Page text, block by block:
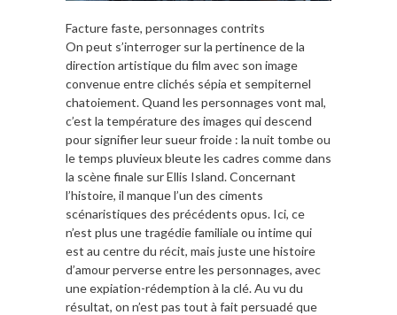
Facture faste, personnages contrits
On peut s’interroger sur la pertinence de la
direction artistique du film avec son image
convenue entre clichés sépia et sempiternel
chatoiement. Quand les personnages vont mal,
c’est la température des images qui descend
pour signifier leur sueur froide : la nuit tombe ou
le temps pluvieux bleute les cadres comme dans
la scène finale sur Ellis Island. Concernant
l’histoire, il manque l’un des ciments
scénaristiques des précédents opus. Ici, ce
n’est plus une tragédie familiale ou intime qui
est au centre du récit, mais juste une histoire
d’amour perverse entre les personnages, avec
une expiation-rédemption à la clé. Au vu du
résultat, on n’est pas tout à fait persuadé que